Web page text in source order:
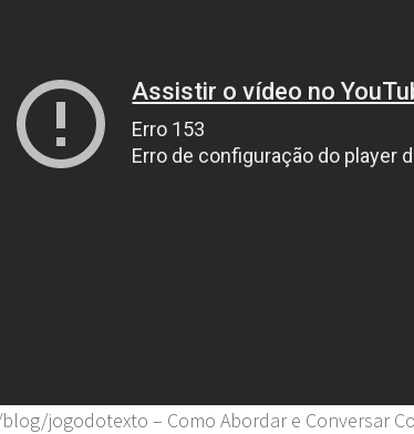
jogodotexto – Como Abordar e Conversar